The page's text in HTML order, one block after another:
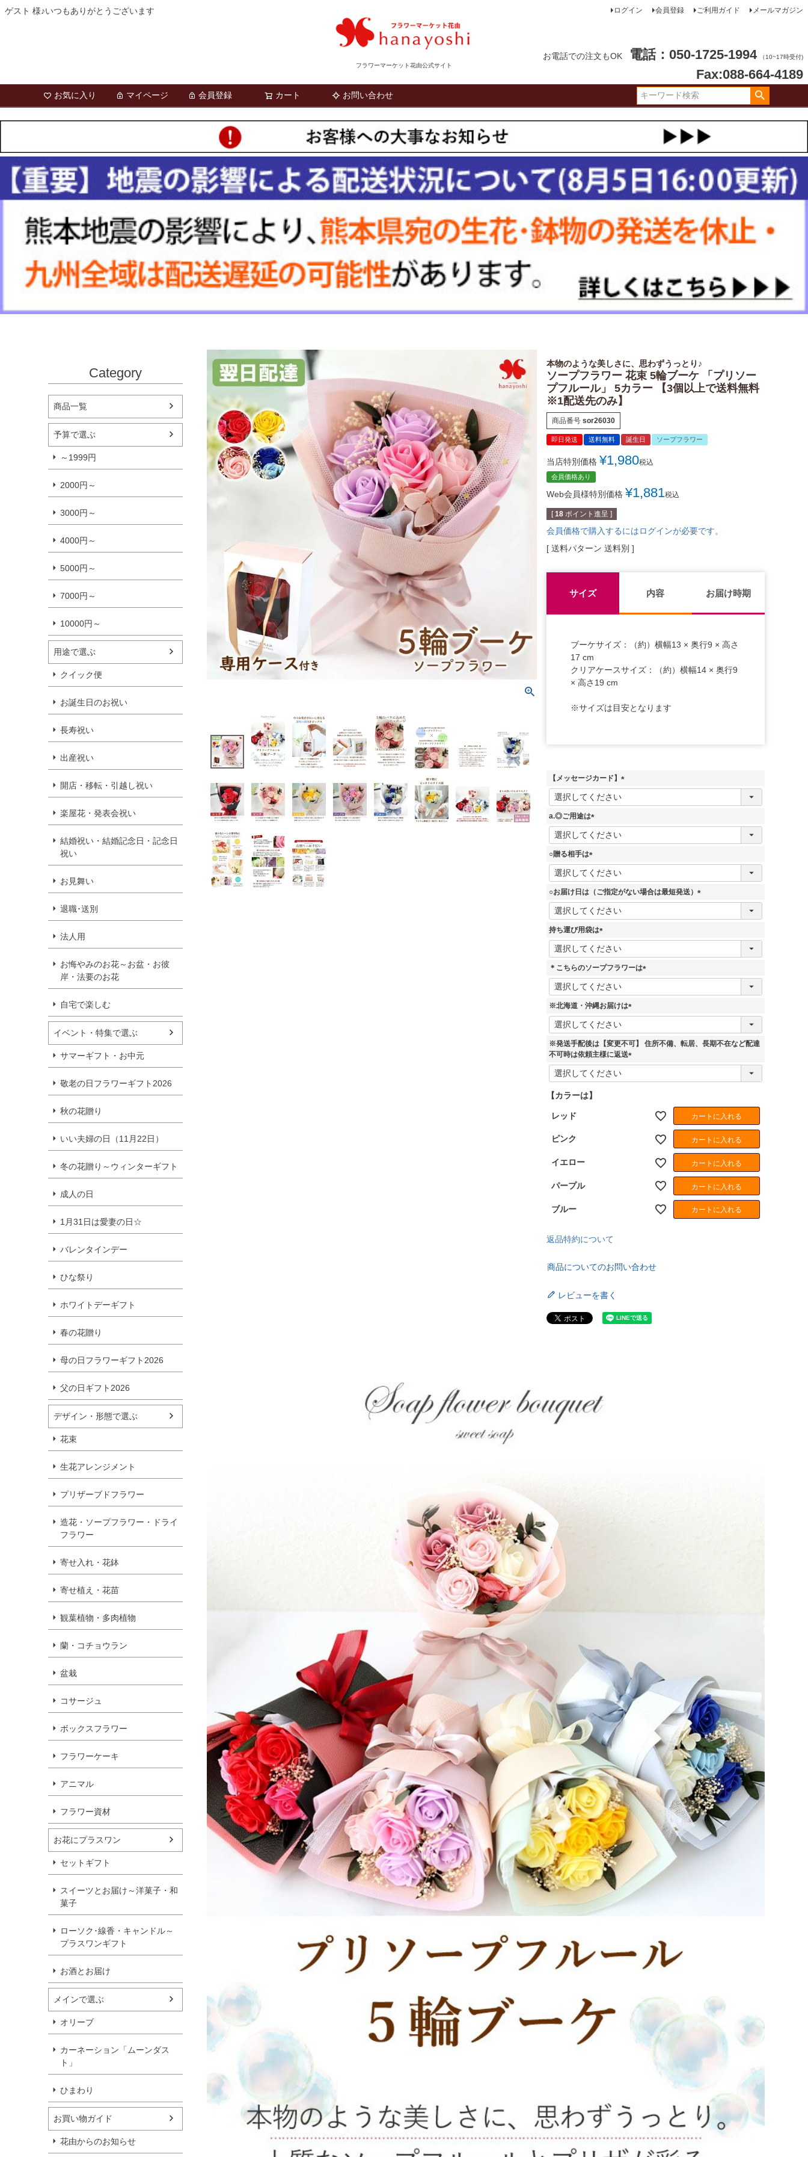
ゲスト 様♪いつもありがとうございます
フラワーマーケット花由公式サイト
ログイン 会員登録 ご利用ガイド メールマガジン
お電話での注文もOK 電話：050-1725-1994 （10~17時受付)
Fax:088-664-4189
お気に入り マイページ 会員登録 カート お問い合わせ
Category
商品一覧
予算で選ぶ
～1999円
2000円～
3000円～
4000円～
5000円～
7000円～
10000円～
用途で選ぶ
クイック便
お誕生日のお祝い
長寿祝い
出産祝い
開店・移転・引越し祝い
楽屋花・発表会祝い
結婚祝い・結婚記念日・記念日
祝い
お見舞い
退職･送別
法人用
お悔やみのお花～お盆・お彼
岸・法要のお花
自宅で楽しむ
イベント・特集で選ぶ
サマーギフト・お中元
敬老の日フラワーギフト2026
秋の花贈り
いい夫婦の日（11月22日）
冬の花贈り～ウィンターギフト
成人の日
1月31日は愛妻の日☆
バレンタインデー
ひな祭り
ホワイトデーギフト
春の花贈り
母の日フラワーギフト2026
父の日ギフト2026
デザイン・形態で選ぶ
花束
生花アレンジメント
プリザーブドフラワー
造花・ソープフラワー・ドライ
フラワー
寄せ入れ・花鉢
寄せ植え・花苗
観葉植物・多肉植物
蘭・コチョウラン
盆栽
コサージュ
ボックスフラワー
フラワーケーキ
アニマル
フラワー資材
お花にプラスワン
セットギフト
スイーツとお届け～洋菓子・和
菓子
ローソク･線香・キャンドル～
プラスワンギフト
お酒とお届け
メインで選ぶ
オリーブ
カーネーション「ムーンダス
ト」
ひまわり
お買い物ガイド
花由からのお知らせ
本物のような美しさに、思わずうっとり♪
ソープフラワー 花束 5輪ブーケ 「プリソー
プフルール」 5カラー 【3個以上で送料無料
※1配送先のみ】
商品番号 sor26030
即日発送 送料無料 誕生日 ソープフラワー
当店特別価格 ¥1,980税込
会員価格あり
Web会員様特別価格 ¥1,881税込
[ 18 ポイント進呈 ]
会員価格で購入するにはログインが必要です。
送料パターン 送料別
サイズ 内容 お届け時期
ブーケサイズ：（約）横幅13 × 奥行9 × 高さ
17 cm
クリアケースサイズ：（約）横幅14 × 奥行9
× 高さ19 cm
※サイズは目安となります
【メッセージカード】
(
a.◎ご用途は
(
必
須
○贈る相手は
(
必
須
○お届け日は（ご指定がない場合は最短発送）
(
持ち運び用袋は
(
必
須
＊こちらのソープフラワーは
(
※北海道・沖縄お届けは
(
須
)
※発送手配後は【変更不可】 住所不備、転居、長期不在など配達
不可時は依頼主様に返送
(
【カラーは】
レッド カートに入れる
ピンク カートに入れる
イエロー カートに入れる
パープル カートに入れる
ブルー カートに入れる
返品特約について
商品についてのお問い合わせ
レビューを書く